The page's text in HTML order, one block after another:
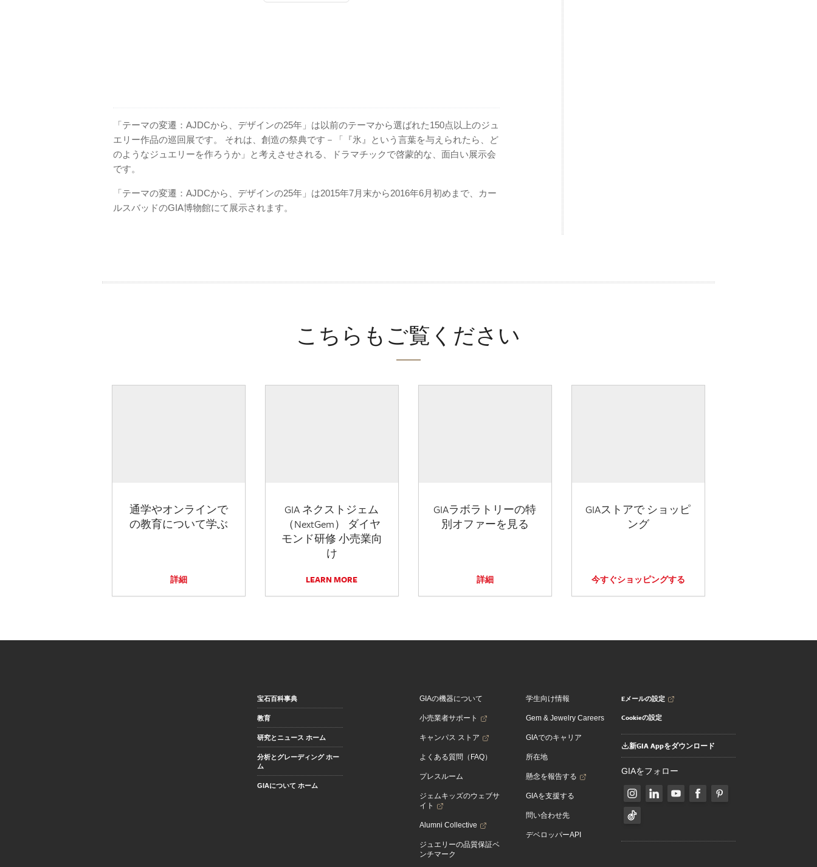
「テーマの変遷：AJDCから、デザインの25年」は以前のテーマから選ばれた150点以上のジュ
エリー作品の巡回展です。 それは、創造の祭典です－「『氷』という言葉を与えられたら、ど
のようなジュエリーを作ろうか」と考えさせされる、ドラマチックで啓蒙的な、面白い展示会
です。
「テーマの変遷：AJDCから、デザインの25年」は2015年7月末から2016年6月初めまで、カー
ルスバッドのGIA博物館にて展示されます。
こちらもご覧ください
通学やオンラインで
の教育について学ぶ
詳細
GIA ネクストジェム
（NextGem） ダイヤ
モンド研修 小売業向
け
LEARN MORE
GIAラボラトリーの特
別オファーを見る
詳細
GIAストアで ショッピ
ング
今すぐショッピングする
宝石百科事典
教育
研究とニュース ホーム
分析とグレーディング ホー
ム
GIAについて ホーム
GIAの機器について
小売業者サポート
キャンパス ストア
よくある質問（FAQ）
プレスルーム
ジェムキッズのウェブサ
イト
Alumni Collective
ジュエリーの品質保証ベ
ンチマーク
学生向け情報
Gem & Jewelry Careers
GIAでのキャリア
所在地
懸念を報告する
GIAを支援する
問い合わせ先
デベロッパーAPI
Eメールの設定
Cookieの設定
新GIA Appをダウンロード
GIAをフォロー